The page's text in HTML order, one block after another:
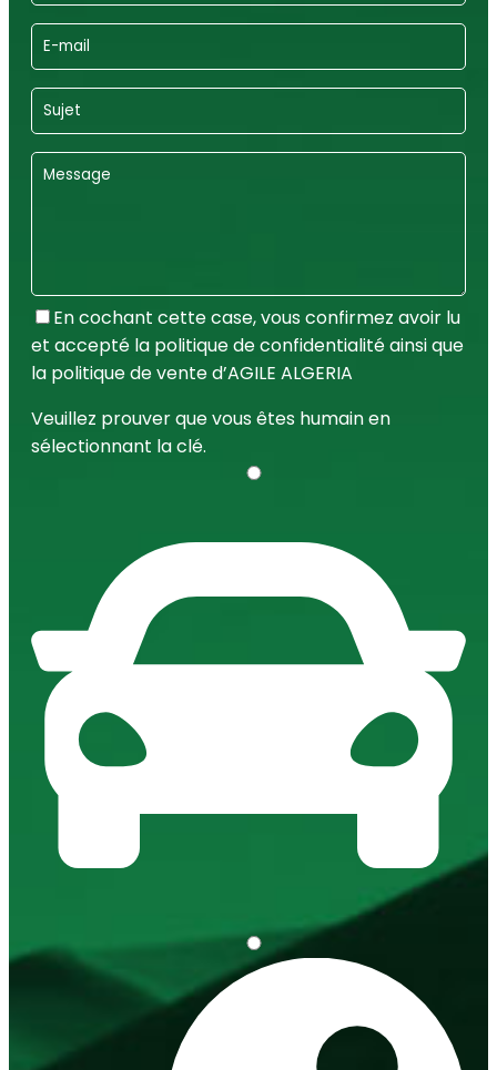
En cochant cette case, vous confirmez avoir lu
et accepté la politique de confidentialité ainsi que
la politique de vente d’AGILE ALGERIA
Veuillez prouver que vous êtes humain en
sélectionnant la clé.